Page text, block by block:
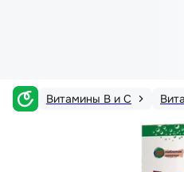
Витамины В и С